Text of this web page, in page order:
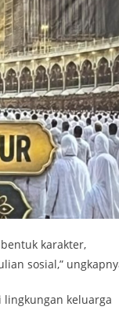
karakter,
sosial,”
keluarga